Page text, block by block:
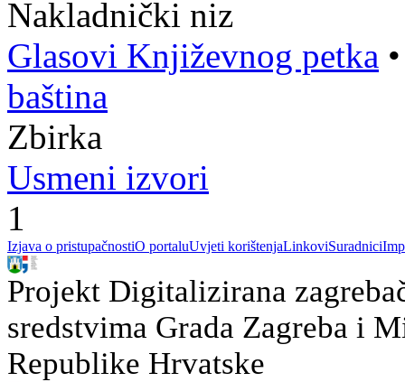
Nakladnički niz
Glasovi Književnog petka
baština
Zbirka
Usmeni izvori
1
Izjava o pristupačnostiO portaluUvjeti korištenjaLinkoviSuradnici
Projekt Digitalizirana
sredstvima Grada Zagreba i
Republike Hrvatske